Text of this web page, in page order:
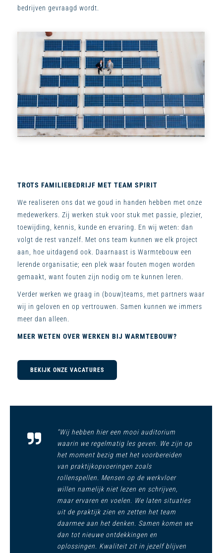
bedrijven gevraagd wordt.
TROTS FAMILIEBEDRIJF MET TEAM SPIRIT
We realiseren ons dat we goud in handen hebben met onze
medewerkers. Zij werken stuk voor stuk met passie, plezier,
toewijding, kennis, kunde en ervaring. En wij weten: dan
volgt de rest vanzelf. Met ons team kunnen we elk project
aan, hoe uitdagend ook. Daarnaast is Warmtebouw een
lerende organisatie; een plek waar fouten mogen worden
gemaakt, want fouten zijn nodig om te kunnen leren.
Verder werken we graag in (bouw)teams, met partners waar
wij in geloven en op vertrouwen. Samen kunnen we immers
meer dan alleen.
MEER WETEN OVER WERKEN BIJ WARMTEBOUW?
BEKIJK ONZE VACATURES
“Wij hebben hier een mooi auditorium
waarin we regelmatig les geven. We zijn op
het moment bezig met het voorbereiden
van praktijkopvoeringen zoals
rollenspellen. Mensen op de werkvloer
willen namelijk niet lezen en schrijven,
maar ervaren en voelen. We laten situaties
uit de praktijk zien en zetten het team
daarmee aan het denken. Samen komen we
dan tot nieuwe ontdekkingen en
oplossingen. Kwaliteit zit in jezelf blijven